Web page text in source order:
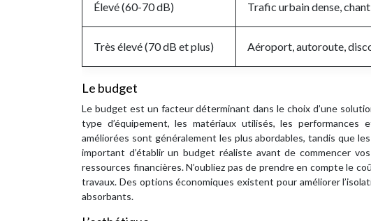
Élevé (60-70 dB) Trafic urbain dense,
Très élevé (70 dB et plus) Aéroport, autoroute,
Le budget
Le budget est un facteur déterminant dans le choix d’une
type d’équipement, les matériaux utilisés, les
améliorées sont généralement les plus abordables, tandis que
important d’établir un budget réaliste avant de commencer
ressources financières. N’oubliez pas de prendre en compte le
travaux. Des options économiques existent pour améliorer
absorbants.